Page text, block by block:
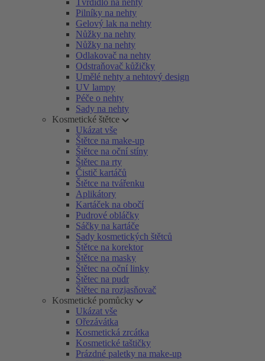
Tvrdidlo na nehty
Pilníky na nehty
Gelový lak na nehty
Nůžky na nehty
Nůžky na nehty
Odlakovač na nehty
Odstraňovač kůžičky
Umělé nehty a nehtový design
UV lampy
Péče o nehty
Sady na nehty
Kosmetické štětce
Ukázat vše
Štětce na make-up
Štětce na oční stíny
Štětec na rty
Čistič kartáčů
Štětce na tvářenku
Aplikátory
Kartáček na obočí
Pudrové obláčky
Sáčky na kartáče
Sady kosmetických štětců
Štětce na korektor
Štětce na masky
Štětec na oční linky
Štětec na pudr
Štětec na rozjasňovač
Kosmetické pomůcky
Ukázat vše
Ořezávátka
Kosmetická zrcátka
Kosmetické taštičky
Prázdné paletky na make-up